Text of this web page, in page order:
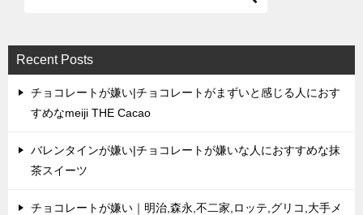
Recent Posts
チョコレートが嫌い|チョコレートがまずいと感じる人におす
すめなmeiji THE Cacao
バレンタインが嫌い|チョコレートが嫌いな人におすすめな抹
茶スイーツ
チョコレートが嫌い｜明治,森永,不二家,ロッテ,グリコ,大手メ